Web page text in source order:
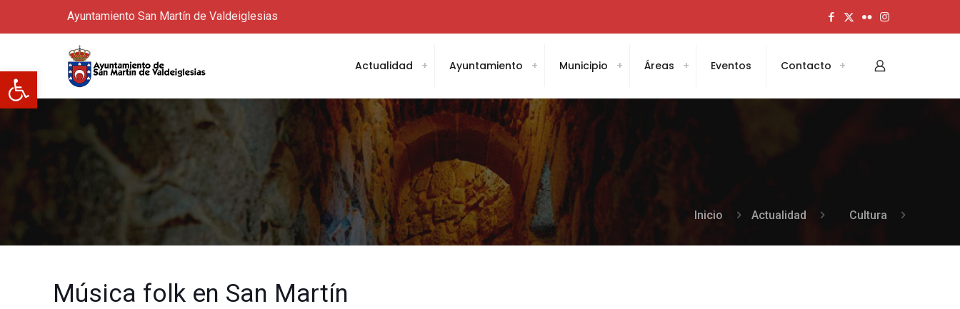
Abrir barra de herramientas
Ayuntamiento San Martín de Valdeiglesias
Actualidad Ayuntamiento Municipio Áreas Eventos Contacto
Inicio Actualidad Cultura
Música folk en San Martín